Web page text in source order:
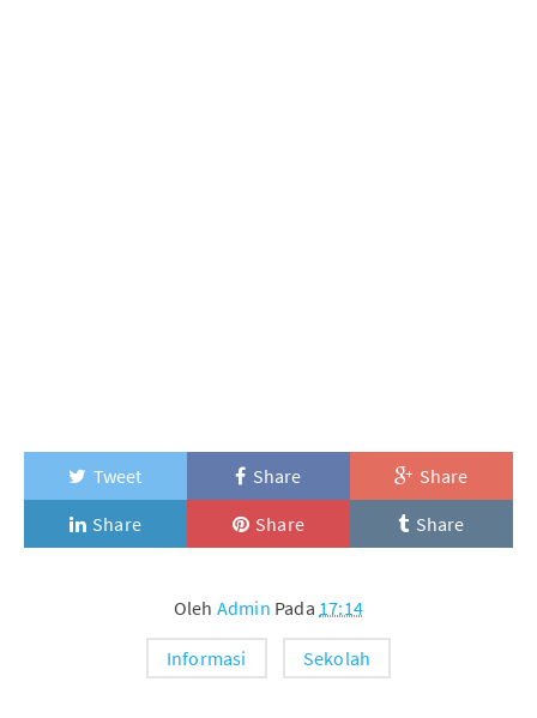
Tweet Share
Share
Share
Share Share
Oleh Admin Pada 17:14
Informasi Sekolah